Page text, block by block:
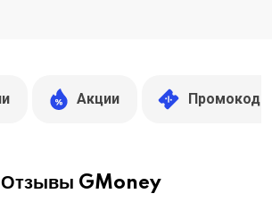
Акции Промокоды
Отзывы GMoney